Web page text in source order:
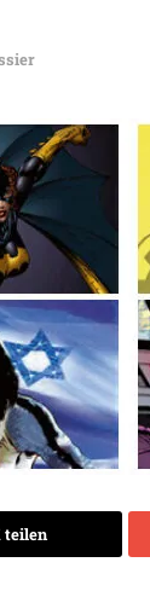
teilen